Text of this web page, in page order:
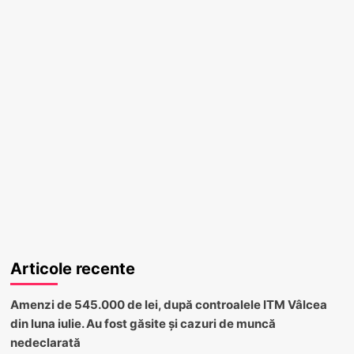
Articole recente
Amenzi de 545.000 de lei, după controalele ITM Vâlcea
din luna iulie. Au fost găsite și cazuri de muncă
nedeclarată